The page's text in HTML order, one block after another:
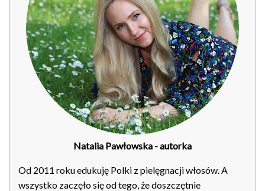
Natalia Pawłowska - autorka
Od 2011 roku edukuję Polki z pielęgnacji włosów. A
wszystko zaczęło się od tego, że doszczętnie